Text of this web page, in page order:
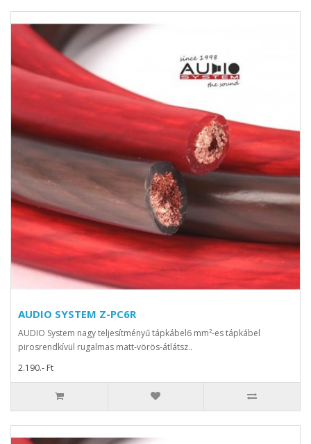
AUDIO SYSTEM Z-PC6R
AUDIO System nagy teljesítményű tápkábel6 mm²-es tápkábel
pirosrendkívül rugalmas matt-vörös-átlátsz..
2.190.- Ft